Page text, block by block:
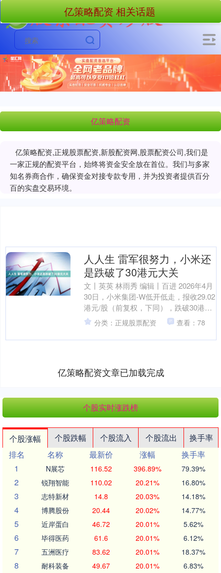
亿策略配资
亿策略配资,正规股票配资,新股配资网,股票配资公司,我们是
一家正规的配资平台，始终将资金安全放在首位。我们与多家
知名券商合作，确保资金对接专款专用，并为投资者提供百分
百的实盘交易环境。
亿策略配资 相关话题
人人生 雷军很努力，小米还
是跌破了30港元大关
文丨英英 林雨秀 编辑丨百进 2026年4月
30日，小米集团-W低开低走，报收29.02
港元/股（前复权，下同），跌破30港元/
股整数关口。较2025年6月61....
分类：正规股票配资 查看：78
亿策略配资文章已加载完成
个股实时涨跌榜
个股涨幅 个股跌幅 个股流入 个股流出
换手率
排名
名称 最新价 涨幅
换手率
1
N展芯 116.52 396.89% 79.39%
2 锐翔智能 110.02 20.21% 16.80%
3 志特新材 14.8 20.03% 14.18%
4 博腾股份 20.44 20.02% 14.77%
5 近岸蛋白 46.72 20.01% 5.62%
6 毕得医药 61.6 20.01% 6.12%
7 五洲医疗 83.62 20.01% 18.37%
8 耐科装备 49.67 20.01% 6.83%